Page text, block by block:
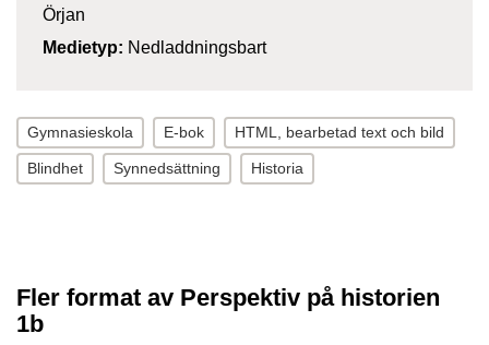
Örjan
Medietyp: Nedladdningsbart
Gymnasieskola E-bok HTML, bearbetad text och bild
Blindhet Synnedsättning Historia
Fler format av Perspektiv på historien
1b